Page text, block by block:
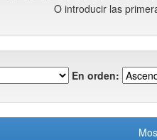
O introducir las
En orden: